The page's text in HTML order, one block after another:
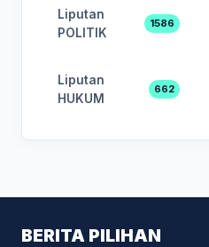
Liputan
POLITIK
1586
Liputan
HUKUM
662
BERITA PILIHAN